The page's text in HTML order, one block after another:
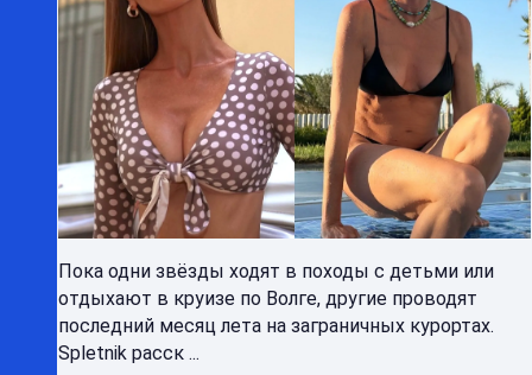
Пока одни звёзды ходят в походы с детьми или
отдыхают в круизе по Волге, другие проводят
последний месяц лета на заграничных курортах.
Spletnik расск ...